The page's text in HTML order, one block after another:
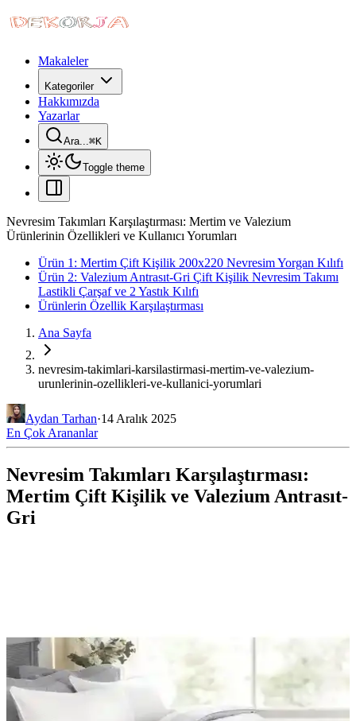
Makaleler
Kategoriler
Hakkımızda
Yazarlar
Ara...⌘K
Toggle theme
Nevresim Takımları Karşılaştırması: Mertim ve Valezium
Ürünlerinin Özellikleri ve Kullanıcı Yorumları
Ürün 1: Mertim Çift Kişilik 200x220 Nevresim Yorgan Kılıfı
Ürün 2: Valezium Antrasıt-Gri Çift Kişilik Nevresim Takımı
Lastikli Çarşaf ve 2 Yastık Kılıfı
Ürünlerin Özellik Karşılaştırması
Ana Sayfa
nevresim-takimlari-karsilastirmasi-mertim-ve-valezium-
urunlerinin-ozellikleri-ve-kullanici-yorumlari
Aydan Tarhan·14 Aralık 2025
En Çok Arananlar
Nevresim Takımları Karşılaştırması:
Mertim Çift Kişilik ve Valezium Antrasıt-
Gri